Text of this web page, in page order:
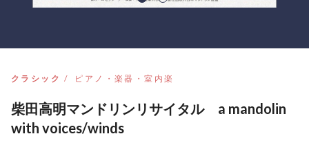
クラシック ピアノ・楽器・室内楽
柴田高明マンドリンリサイタル a mandolin
with voices/winds